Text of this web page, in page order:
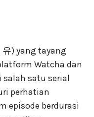
유) yang tayang
Watcha dan
salah satu serial
perhatian
episode berdurasi